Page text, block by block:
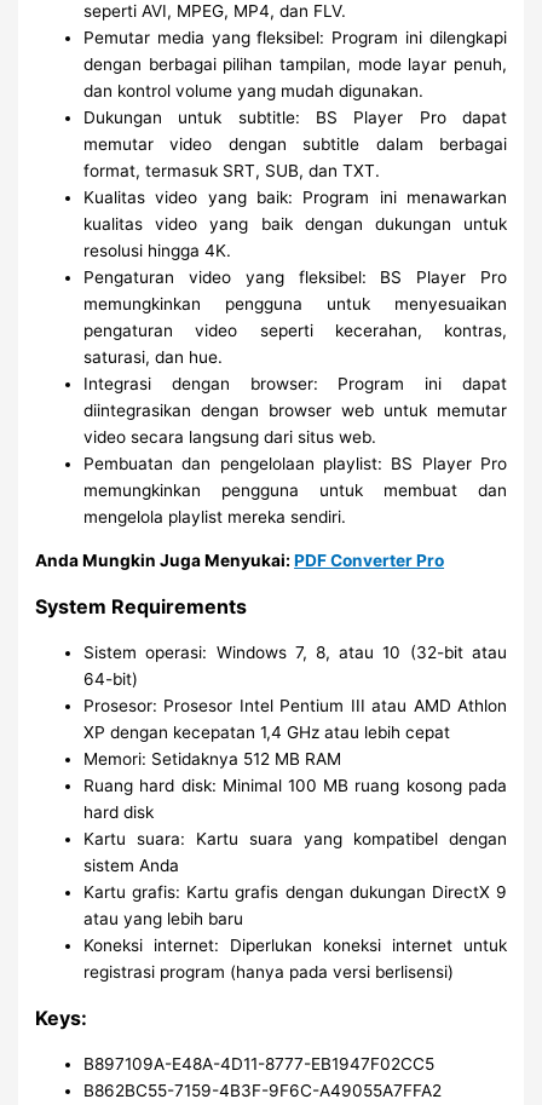
seperti AVI, MPEG, MP4, dan FLV.
Pemutar media yang fleksibel: Program ini dilengkapi
dengan berbagai pilihan tampilan, mode layar penuh,
dan kontrol volume yang mudah digunakan.
Dukungan untuk subtitle: BS Player Pro dapat
memutar video dengan subtitle dalam berbagai
format, termasuk SRT, SUB, dan TXT.
Kualitas video yang baik: Program ini menawarkan
kualitas video yang baik dengan dukungan untuk
resolusi hingga 4K.
Pengaturan video yang fleksibel: BS Player Pro
memungkinkan pengguna untuk menyesuaikan
pengaturan video seperti kecerahan, kontras,
saturasi, dan hue.
Integrasi dengan browser: Program ini dapat
diintegrasikan dengan browser web untuk memutar
video secara langsung dari situs web.
Pembuatan dan pengelolaan playlist: BS Player Pro
memungkinkan pengguna untuk membuat dan
mengelola playlist mereka sendiri.
Anda Mungkin Juga Menyukai:PDF Converter Pro
System Requirements
Sistem operasi: Windows 7, 8, atau 10 (32-bit atau
64-bit)
Prosesor: Prosesor Intel Pentium III atau AMD Athlon
XP dengan kecepatan 1,4 GHz atau lebih cepat
Memori: Setidaknya 512 MB RAM
Ruang hard disk: Minimal 100 MB ruang kosong pada
hard disk
Kartu suara: Kartu suara yang kompatibel dengan
sistem Anda
Kartu grafis: Kartu grafis dengan dukungan DirectX 9
atau yang lebih baru
Koneksi internet: Diperlukan koneksi internet untuk
registrasi program (hanya pada versi berlisensi)
Keys:
B897109A-E48A-4D11-8777-EB1947F02CC5
B862BC55-7159-4B3F-9F6C-A49055A7FFA2